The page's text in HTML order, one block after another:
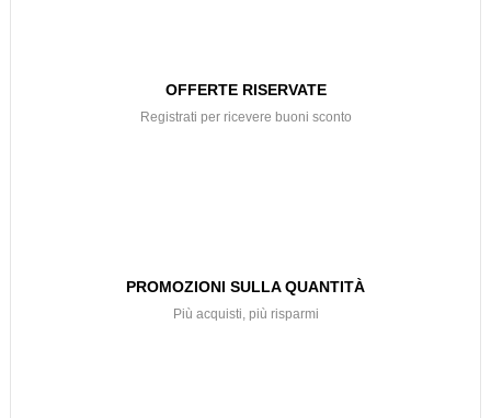
OFFERTE RISERVATE
Registrati per ricevere buoni sconto
PROMOZIONI SULLA QUANTITÀ
Più acquisti, più risparmi